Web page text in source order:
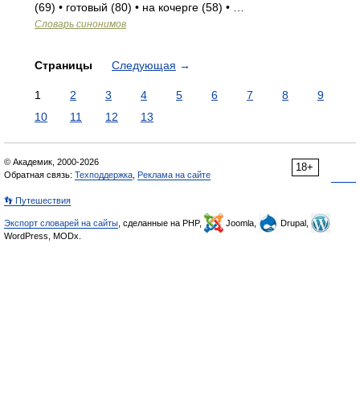
(69) • готовый (80) • на кочерге (58) • …
Словарь синонимов
Страницы Следующая →
1 2 3 4 5 6 7 8
9
10
11 12 13
18+
© Академик, 2000-2026
Обратная связь: Техподдержка Реклама на сайте
👣 Путешествия
Экспорт словарей на сайты , сделанные на PHP, Joomla,
Drupal,
WordPress, MODx.